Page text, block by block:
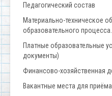
Педагогический состав
Материально-техническое
образовательного
Платные образовательные
документы)
Финансово-хозяйственная
Вакантные места для